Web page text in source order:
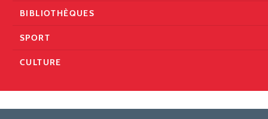
BIBLIOTHÈQUES
SPORT
CULTURE